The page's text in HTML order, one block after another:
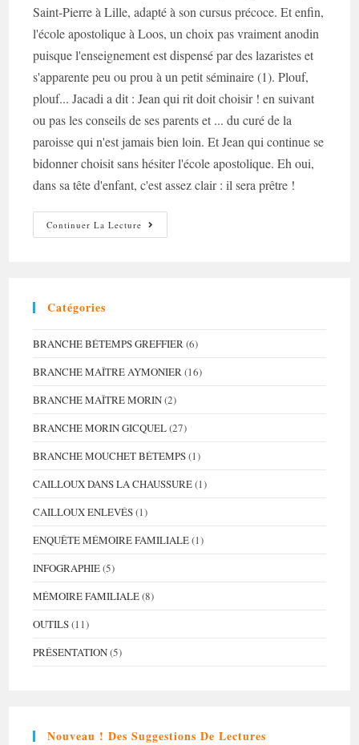
Saint-Pierre à Lille, adapté à son cursus précoce. Et enfin,
l'école apostolique à Loos, un choix pas vraiment anodin
puisque l'enseignement est dispensé par des lazaristes et
s'apparente peu ou prou à un petit séminaire (1). Plouf,
plouf... Jacadi a dit : Jean qui rit doit choisir ! en suivant
ou pas les conseils de ses parents et ... du curé de la
paroisse qui n'est jamais bien loin. Et Jean qui continue se
bidonner choisit sans hésiter l'école apostolique. Eh oui,
dans sa tête d'enfant, c'est assez clair : il sera prêtre !
Continuer La Lecture Jean
Qui
Catégories
BRANCHE BÉTEMPS GREFFIER(6)
BRANCHE MAÎTRE AYMONIER(16)
BRANCHE MAÎTRE MORIN(2)
BRANCHE MORIN GICQUEL(27)
BRANCHE MOUCHET BÉTEMPS(1)
CAILLOUX DANS LA CHAUSSURE(1)
CAILLOUX ENLEVÉS(1)
ENQUÊTE MÉMOIRE FAMILIALE(1)
INFOGRAPHIE(5)
MÉMOIRE FAMILIALE(8)
OUTILS(11)
PRÉSENTATION(5)
Nouveau ! Des Suggestions De Lectures